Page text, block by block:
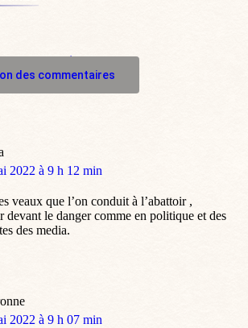
commentaire
des commentaires
2022 à 9 h 12 min
veaux que l’on conduit à l’abattoir ,
devant le danger comme en politique et des
des media.
2022 à 9 h 07 min